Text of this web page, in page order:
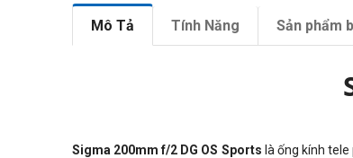
Mô Tả Tính Năng Sản phẩm
Sigma 200mm f/2 DG OS Sports là ống kính